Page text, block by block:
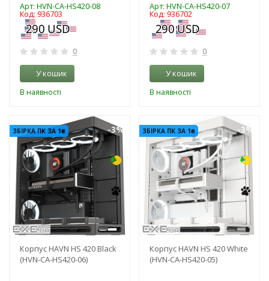
Арт: HVN-CA-HS420-08
Код: 936703
0
У кошик
В наявності
Арт: HVN-CA-HS420-07
Код: 936702
0
У кошик
В наявності
ЗБІРКА ПК ЗА 1₴ -3%
Корпус HAVN HS 420 Black
(HVN-CA-HS420-06)
ЗБІРКА ПК ЗА 1₴ -3%
Корпус HAVN HS 420 White
(HVN-CA-HS420-05)